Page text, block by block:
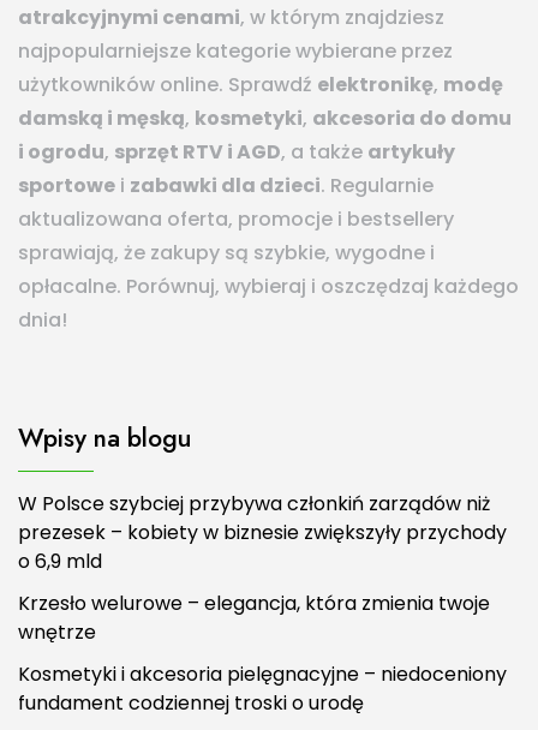
atrakcyjnymi cenami, w którym znajdziesz
najpopularniejsze kategorie wybierane przez
użytkowników online. Sprawdź elektronikę, modę
damską i męską, kosmetyki, akcesoria do domu
i ogrodu, sprzęt RTV i AGD, a także artykuły
sportowe i zabawki dla dzieci. Regularnie
aktualizowana oferta, promocje i bestsellery
sprawiają, że zakupy są szybkie, wygodne i
opłacalne. Porównuj, wybieraj i oszczędzaj każdego
dnia!
Wpisy na blogu
W Polsce szybciej przybywa członkiń zarządów niż
prezesek – kobiety w biznesie zwiększyły przychody
o 6,9 mld
Krzesło welurowe – elegancja, która zmienia twoje
wnętrze
Kosmetyki i akcesoria pielęgnacyjne – niedoceniony
fundament codziennej troski o urodę